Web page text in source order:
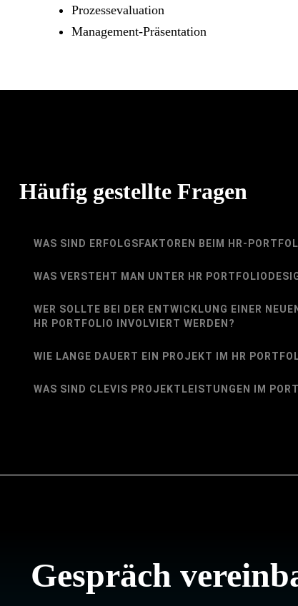
Prozessevaluation
Management-Präsentation
Häufig gestellte Fragen
WAS SIND ERFOLGSFAKTOREN BEIM HR-
WAS VERSTEHT MAN UNTER HR
WER SOLLTE BEI DER ENTWICKLUNG EINER
HR PORTFOLIO INVOLVIERT WERDEN?
WIE LANGE DAUERT EIN PROJEKT IM HR
WAS SIND CLEVIS PROJEKTLEISTUNGEN IM
Gespräch